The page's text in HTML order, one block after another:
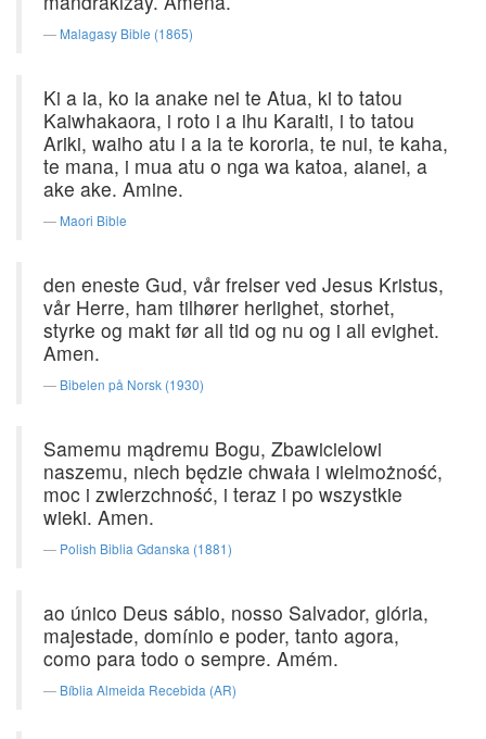
Malagasy Bible (1865)
Ki a ia, ko ia anake nei te Atua, ki to tatou
Kaiwhakaora, i roto i a ihu Karaiti, i to tatou
Ariki, waiho atu i a ia te kororia, te nui, te kaha,
te mana, i mua atu o nga wa katoa, aianei, a
ake ake. Amine.
Maori Bible
den eneste Gud, vår frelser ved Jesus Kristus,
vår Herre, ham tilhører herlighet, storhet,
styrke og makt før all tid og nu og i all evighet.
Amen.
Bibelen på Norsk (1930)
Samemu mądremu Bogu, Zbawicielowi
naszemu, niech będzie chwała i wielmożność,
moc i zwierzchność, i teraz i po wszystkie
wieki. Amen.
Polish Biblia Gdanska (1881)
ao único Deus sábio, nosso Salvador, glória,
majestade, domínio e poder, tanto agora,
como para todo o sempre. Amém.
Bíblia Almeida Recebida (AR)